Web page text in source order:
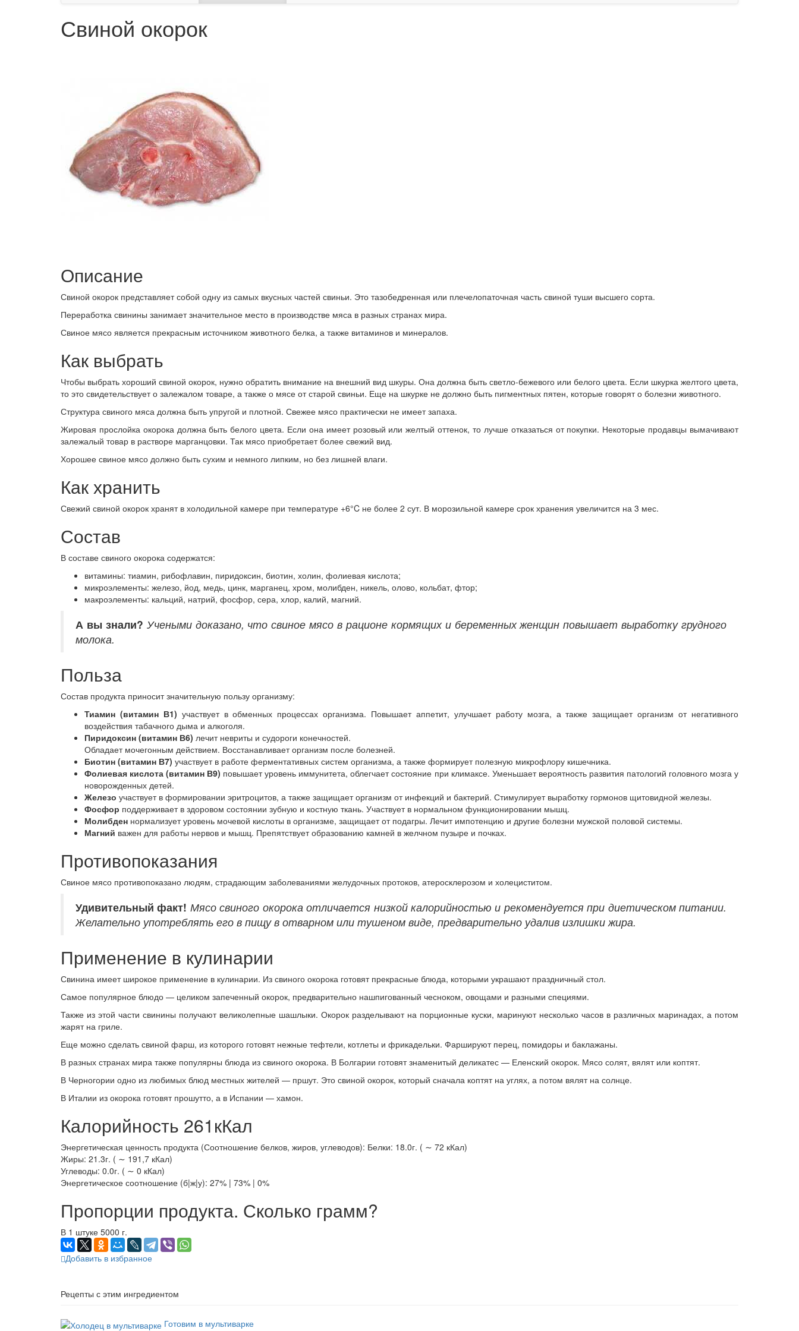
Свиной окорок
Описание
Свиной окорок представляет собой одну из самых вкусных частей свиньи. Это тазобедренная или плечелопаточная часть свиной туши высшего сорта.
Переработка свинины занимает значительное место в производстве мяса в разных странах мира.
Свиное мясо является прекрасным источником животного белка, а также витаминов и минералов.
Как выбрать
Чтобы выбрать хороший свиной окорок, нужно обратить внимание на внешний вид шкуры. Она должна быть светло-бежевого или белого цвета. Если шкурка желтого цвета,
то это свидетельствует о залежалом товаре, а также о мясе от старой свиньи. Еще на шкурке не должно быть пигментных пятен, которые говорят о болезни животного.
Структура свиного мяса должна быть упругой и плотной. Свежее мясо практически не имеет запаха.
Жировая прослойка окорока должна быть белого цвета. Если она имеет розовый или желтый оттенок, то лучше отказаться от покупки. Некоторые продавцы вымачивают
залежалый товар в растворе марганцовки. Так мясо приобретает более свежий вид.
Хорошее свиное мясо должно быть сухим и немного липким, но без лишней влаги.
Как хранить
Свежий свиной окорок хранят в холодильной камере при температуре +6°C не более 2 сут. В морозильной камере срок хранения увеличится на 3 мес.
Состав
В составе свиного окорока содержатся:
витамины: тиамин, рибофлавин, пиридоксин, биотин, холин, фолиевая кислота;
микроэлементы: железо, йод, медь, цинк, марганец, хром, молибден, никель, олово, кольбат, фтор;
макроэлементы: кальций, натрий, фосфор, сера, хлор, калий, магний.
А вы знали? Учеными доказано, что свиное мясо в рационе кормящих и беременных женщин повышает выработку грудного
молока.
Польза
Состав продукта приносит значительную пользу организму:
Тиамин (витамин В1) участвует в обменных процессах организма. Повышает аппетит, улучшает работу мозга, а также защищает организм от негативного
воздействия табачного дыма и алкоголя.
Пиридоксин (витамин В6) лечит невриты и судороги конечностей.
Обладает мочегонным действием. Восстанавливает организм после болезней.
Биотин (витамин В7) участвует в работе ферментативных систем организма, а также формирует полезную микрофлору кишечника.
Фолиевая кислота (витамин В9) повышает уровень иммунитета, облегчает состояние при климаксе. Уменьшает вероятность развития патологий головного мозга у
новорожденных детей.
Железо участвует в формировании эритроцитов, а также защищает организм от инфекций и бактерий. Стимулирует выработку гормонов щитовидной железы.
Фосфор поддерживает в здоровом состоянии зубную и костную ткань. Участвует в нормальном функционировании мышц.
Молибден нормализует уровень мочевой кислоты в организме, защищает от подагры. Лечит импотенцию и другие болезни мужской половой системы.
Магний важен для работы нервов и мышц. Препятствует образованию камней в желчном пузыре и почках.
Противопоказания
Свиное мясо противопоказано людям, страдающим заболеваниями желудочных протоков, атеросклерозом и холециститом.
Удивительныйфакт! Мясо свиного окорока отличается низкой калорийностью и рекомендуется при диетическом питании.
Желательно употреблять его в пищу в отварном или тушеном виде, предварительно удалив излишки жира.
Применение в кулинарии
Свинина имеет широкое применение в кулинарии. Из свиного окорока готовят прекрасные блюда, которыми украшают праздничный стол.
Самое популярное блюдо — целиком запеченный окорок, предварительно нашпигованный чесноком, овощами и разными специями.
Также из этой части свинины получают великолепные шашлыки. Окорок разделывают на порционные куски, маринуют несколько часов в различных маринадах, а потом
жарят на гриле.
Еще можно сделать свиной фарш, из которого готовят нежные тефтели, котлеты и фрикадельки. Фаршируют перец, помидоры и баклажаны.
В разных странах мира также популярны блюда из свиного окорока. В Болгарии готовят знаменитый деликатес — Еленский окорок. Мясо солят, вялят или коптят.
В Черногории одно из любимых блюд местных жителей — пршут. Это свиной окорок, который сначала коптят на углях, а потом вялят на солнце.
В Италии из окорока готовят прошутто, а в Испании — хамон.
Калорийность 261кКал
Энергетическая ценность продукта (Соотношение белков, жиров, углеводов): Белки: 18.0г. ( ∼ 72 кКал)
Жиры: 21.3г. ( ∼ 191,7 кКал)
Углеводы: 0.0г. ( ∼ 0 кКал)
Энергетическое соотношение (б|ж|у): 27% | 73% | 0%
Пропорции продукта. Сколько грамм?
В 1 штуке 5000 г.
Добавить в избранное
Рецепты с этим ингредиентом
Готовим в мультиварке